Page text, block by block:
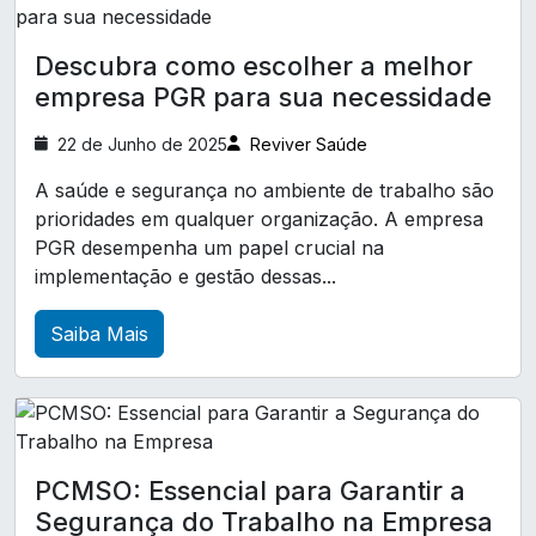
A Relevância da Clínica de Exames Demissionais
na Promoção da Segurança e Saúde
Ocupacional
A Relevância da Clínica de Medicina e Segurança
do Trabalho para Saúde e Bem-Estar no
Ambiente Corporativo
A Relevância do Atestado de Saúde Ocupacional
para Garantir a Segurança no Trabalho
Ocupacional e Bem-Estar no Trabalho
A Relevância do Exame ASO para a Saúde
A Relevância do Exame de Medicina do Trabalho
Exame de audiometria
Laudo LTCAT
Laudo ltcat
Laudo técnico de insalubridade
Pcmso exames complementares
Perfil profissiográfico previdenciário ppp
Treinamento CIPA
Treinamento cipa nr 5
Treinamento de brigada de incêndio
Treinamento trabalho em altura NR 35
Descubra como escolher a melhor
empresa PGR para sua necessidade
22 de Junho de 2025 Reviver Saúde
A saúde e segurança no ambiente de trabalho são
prioridades em qualquer organização. A empresa
PGR desempenha um papel crucial na
implementação e gestão dessas...
Saiba Mais
PCMSO: Essencial para Garantir a
Segurança do Trabalho na Empresa